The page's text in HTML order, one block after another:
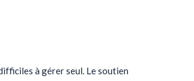
à gérer seul. Le soutien